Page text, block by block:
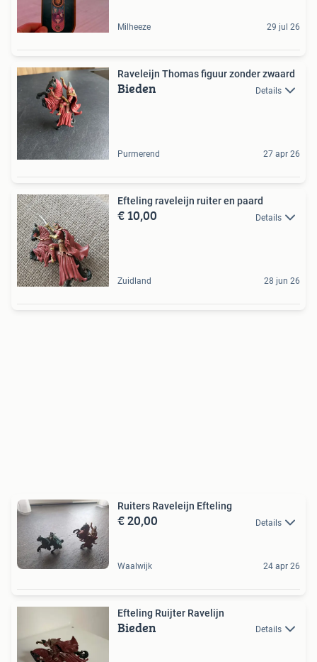
Milheeze 29 jul 26
Raveleijn Thomas figuur zonder zwaard
Bieden Details
Purmerend 27 apr 26
Efteling raveleijn ruiter en paard
€ 10,00 Details
Zuidland 28 jun 26
Ruiters Raveleijn Efteling
€ 20,00 Details
Waalwijk 24 apr 26
Efteling Ruijter Ravelijn
Bieden Details